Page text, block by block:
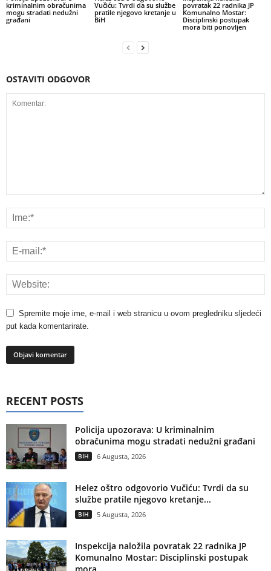
kriminalnim obračunima
mogu stradati nedužni
građani
Vučiću: Tvrdi da su službe
pratile njegovo kretanje u
BiH
povratak 22 radnika JP
Komunalno Mostar:
Disciplinski postupak
mora biti ponovljen
OSTAVITI ODGOVOR
Spremite moje ime, e-mail i web stranicu u ovom pregledniku sljedeći
put kada komentarirate.
RECENT POSTS
Policija upozorava: U kriminalnim
obračunima mogu stradati nedužni građani
BIH 6 Augusta, 2026
Helez oštro odgovorio Vučiću: Tvrdi da su
službe pratile njegovo kretanje...
BIH 5 Augusta, 2026
Inspekcija naložila povratak 22 radnika JP
Komunalno Mostar: Disciplinski postupak
mora...